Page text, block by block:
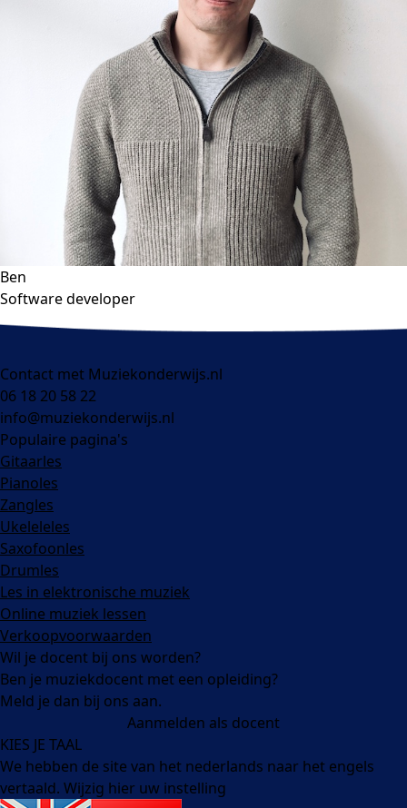
Ben
Software developer
Contact met Muziekonderwijs.nl
06 18 20 58 22
info@muziekonderwijs.nl
Populaire pagina's
Gitaarles
Pianoles
Zangles
Ukeleleles
Saxofoonles
Drumles
Les in elektronische muziek
Online muziek lessen
Verkoopvoorwaarden
Wil je docent bij ons worden?
Ben je muziekdocent met een opleiding?
Meld je dan bij ons aan.
Aanmelden als docent
KIES JE TAAL
We hebben de site van het nederlands naar het engels
vertaald. Wijzig hier uw instelling